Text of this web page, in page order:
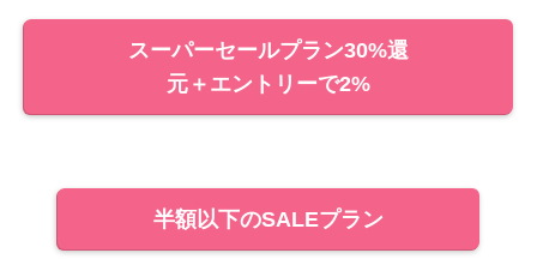
スーパーセールプラン30%還
元＋エントリーで2%
半額以下のSALEプラン